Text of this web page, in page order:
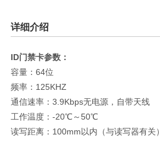
详细介绍
ID门禁卡参数：
容量：64位
频率：125KHZ
通信速率：3.9Kbps无电源，自带天线
工作温度：-20℃～50℃
读写距离：100mm以内（与读写器有关）